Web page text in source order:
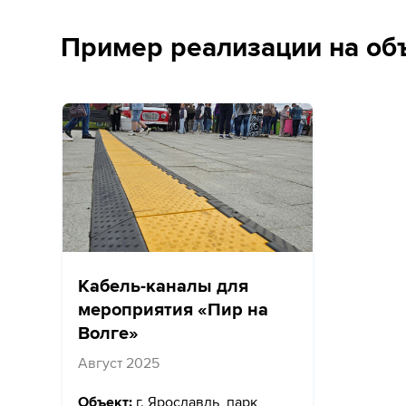
Пример реализации на
Кабель-каналы для
мероприятия «Пир на
Волге»
Август 2025